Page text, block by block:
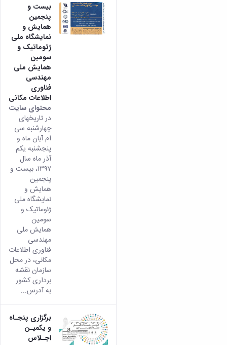
بیست و
پنجمین
همایش و
نمایشگاه ملی
ژئوماتیک و
سومین
همایش ملی
مهندسی
فناوری
اطلاعات مکانی
محتوای سایت
در تاریخهای
چهارشنبه سی
ام آبان ماه و
پنجشنبه یکم
آذر ماه سال
۱۳۹۷، بیست و
پنجمین
همایش و
نمایشگاه ملی
ژئوماتیک و
سومین
همایش ملی
مهندسی
فناوری اطلاعات
مکانی، در محل
سازمان نقشه
برداری کشور
به آدرس...
برگزاری پنجـاه
و یکمیـن
اجـلاس